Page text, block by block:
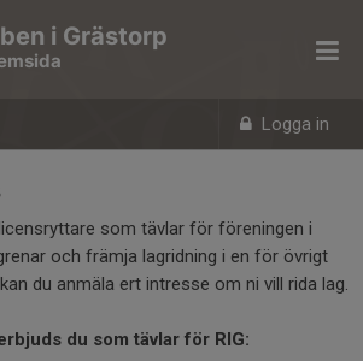
Logga in
i Grästorp
som tävlar för föreningen i
och främja lagridning i en för övrigt
kan du anmäla ert intresse om ni vill rida lag.
du som tävlar för RIG: